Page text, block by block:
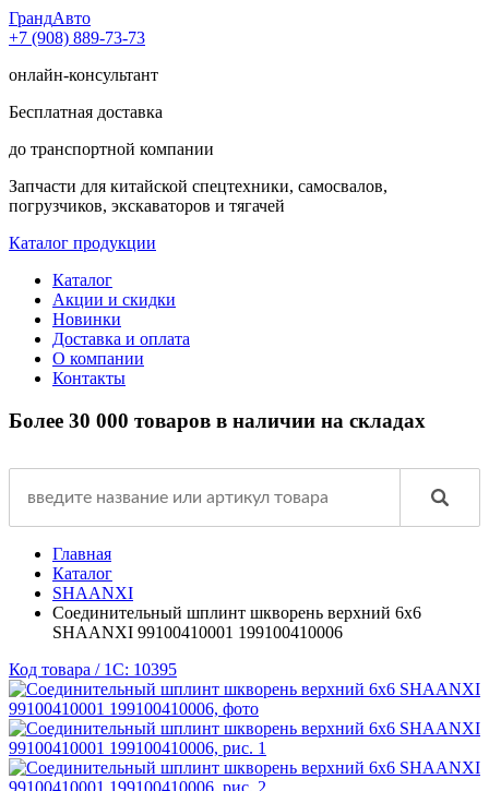
ГрандАвто
+7 (908) 889-73-73
онлайн-консультант
Бесплатная доставка
до транспортной компании
Запчасти для китайской спецтехники, самосвалов,
погрузчиков, экскаваторов и тягачей
Каталог продукции
Каталог
Акции и скидки
Новинки
Доставка и оплата
О компании
Контакты
Более 30 000 товаров в наличии на складах
Главная
Каталог
SHAANXI
Соединительный шплинт шкворень верхний 6х6
SHAANXI 99100410001 199100410006
Код товара / 1C: 10395